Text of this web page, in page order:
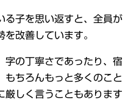
る子を思い返すと、全員が
改善しています。
字の丁寧さであったり、宿
もちろんもっと多くのこと
厳しく言うこともあります